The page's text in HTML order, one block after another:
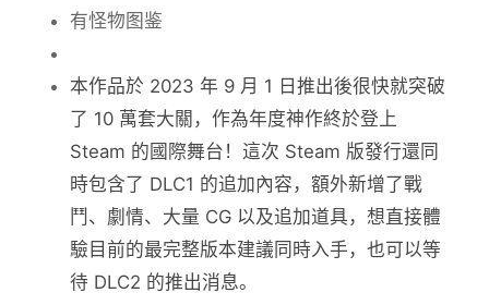
有怪物图鉴
本作品於 2023 年 9 月 1 日推出後很快就突破
了 10 萬套大關，作為年度神作終於登上
Steam 的國際舞台！這次 Steam 版發行還同
時包含了 DLC1 的追加內容，額外新增了戰
鬥、劇情、大量 CG 以及追加道具，想直接體
驗目前的最完整版本建議同時入手，也可以等
待 DLC2 的推出消息。